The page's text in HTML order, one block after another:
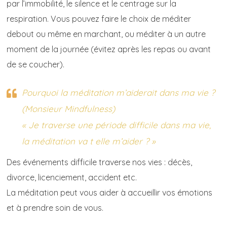
par l’immobilité, le silence et le centrage sur la
respiration. Vous pouvez faire le choix de méditer
debout ou même en marchant, ou méditer à un autre
moment de la journée (évitez après les repas ou avant
de se coucher).
Pourquoi la méditation m’aiderait dans ma vie ?
(Monsieur Mindfulness)
« Je traverse une période difficile dans ma vie,
la méditation va t elle m’aider ? »
Des événements difficile traverse nos vies : décès,
divorce, licenciement, accident etc.
La méditation peut vous aider à accueillir vos émotions
et à prendre soin de vous.